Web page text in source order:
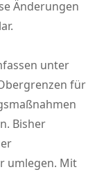
Änderungen
unter
für
Bisher
umlegen. Mit